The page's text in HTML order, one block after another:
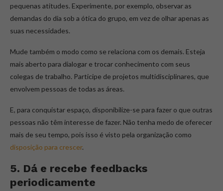
pequenas atitudes. Experimente, por exemplo, observar as
demandas do dia sob a ótica do grupo, em vez de olhar apenas as
suas necessidades.
Mude também o modo como se relaciona com os demais. Esteja
mais aberto para dialogar e trocar conhecimento com seus
colegas de trabalho. Participe de projetos multidisciplinares, que
envolvem pessoas de todas as áreas.
E, para conquistar espaço, disponibilize-se para fazer o que outras
pessoas não têm interesse de fazer. Não tenha medo de oferecer
mais de seu tempo, pois isso é visto pela organização como
disposição para crescer.
5. Dá e recebe feedbacks
periodicamente